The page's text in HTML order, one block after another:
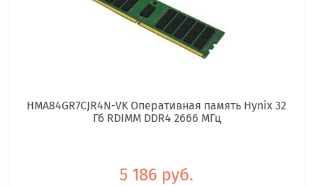
HMA84GR7CJR4N-VK Оперативная память Hynix 32
Гб RDIMM DDR4 2666 МГц
5 186 руб.